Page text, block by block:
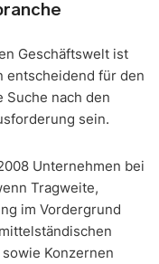
Geschäftswelt ist
entscheidend für den
Suche nach den
sein.
Unternehmen bei
Tragweite,
im Vordergrund
Konzernen